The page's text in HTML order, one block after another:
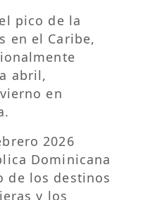
pico de la
en el Caribe,
abril,
en
2026
Dominicana
de los destinos
y los